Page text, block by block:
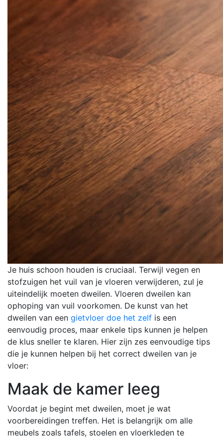
Je huis schoon houden is cruciaal. Terwijl vegen en
stofzuigen het vuil van je vloeren verwijderen, zul je
uiteindelijk moeten dweilen. Vloeren dweilen kan
ophoping van vuil voorkomen. De kunst van het
dweilen van een gietvloer doe het zelf is een
eenvoudig proces, maar enkele tips kunnen je helpen
de klus sneller te klaren. Hier zijn zes eenvoudige tips
die je kunnen helpen bij het correct dweilen van je
vloer:
Maak de kamer leeg
Voordat je begint met dweilen, moet je wat
voorbereidingen treffen. Het is belangrijk om alle
meubels zoals tafels, stoelen en vloerkleden te